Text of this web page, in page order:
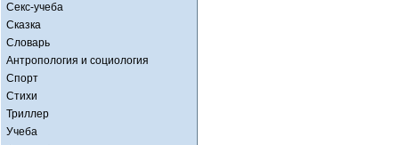
Секс-учеба
Сказка
Словарь
Антропология и социология
Спорт
Стихи
Триллер
Учеба